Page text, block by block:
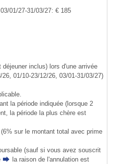
01/27-31/03/27: € 185
inclus) lors d'une arrivée
01/10-23/12/26, 03/01-31/03/27)
la période indiquée (lorsque 2
la période la plus chère est
sur le montant total avec prime
(sauf si vous avez souscrit
la raison de l'annulation est